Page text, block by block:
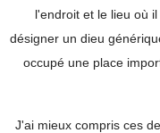
l'endroit et le lieu où
désigner un dieu
occupé une place
J'ai mieux compris ces